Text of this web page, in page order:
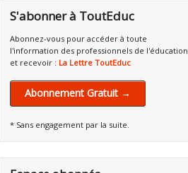
S'abonner à ToutEduc
Abonnez-vous pour accéder à toute
l'information des professionnels de l'éducation
et recevoir : La Lettre ToutEduc
Abonnement Gratuit →
* Sans engagement par la suite.